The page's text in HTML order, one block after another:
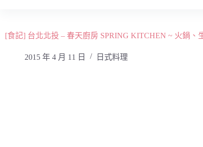
[食記] 台北北投 – 春天廚房 SPRING KITCHEN ~ 火鍋、
2015 年 4 月 11 日 日式料理